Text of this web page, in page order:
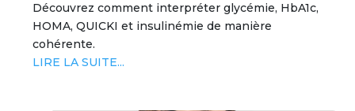
Découvrez comment interpréter glycémie, HbA1c,
HOMA, QUICKI et insulinémie de manière
cohérente.
LIRE LA SUITE...